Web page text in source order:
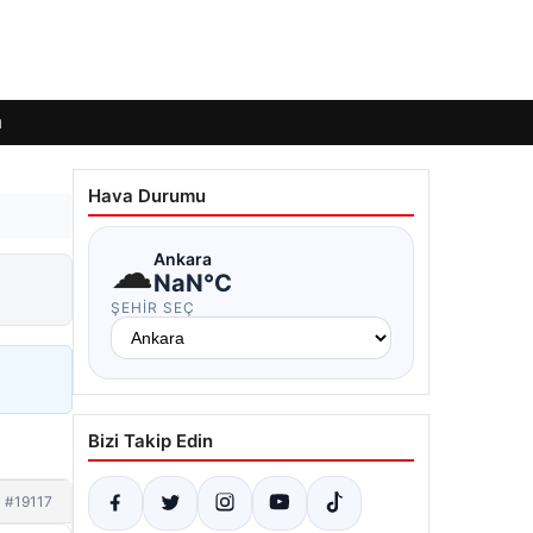
#19117
Hava Durumu
☁Ankara
NaN°C
ŞEHIR SEÇ
Bizi Takip Edin